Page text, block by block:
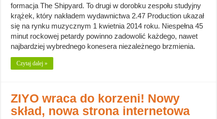
formacja The Shipyard. To drugi w dorobku zespołu studyjny
krążek, który nakładem wydawnictwa 2.47 Production ukazał
się na rynku muzycznym 1 kwietnia 2014 roku. Niespełna 45
minut rockowej petardy powinno zadowolić każdego, nawet
najbardziej wybrednego konesera niezależnego brzmienia.
Czytaj dalej »
ZIYO wraca do korzeni! Nowy
skład, nowa strona internetowa